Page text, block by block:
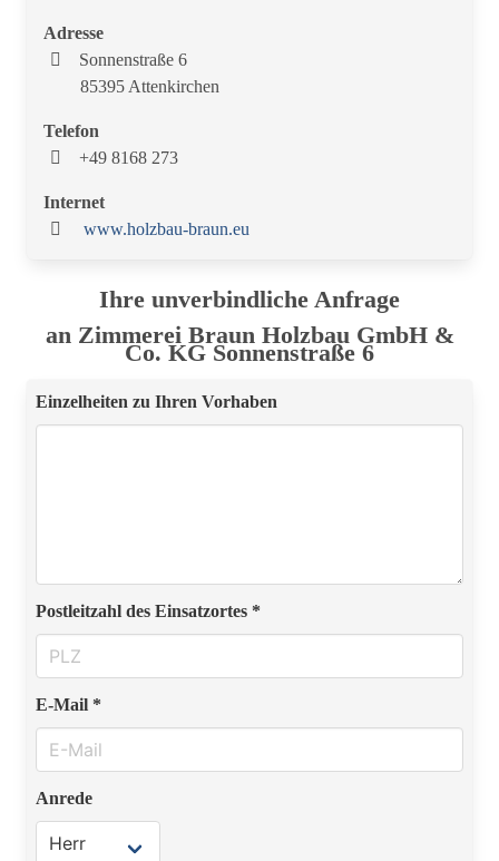
Adresse
Sonnenstraße 6
85395 Attenkirchen
Telefon
+49 8168 273
Internet
www.holzbau-braun.eu
Ihre unverbindliche Anfrage
an Zimmerei Braun Holzbau GmbH &
Co. KG Sonnenstraße 6
Einzelheiten zu Ihren Vorhaben
Postleitzahl des Einsatzortes *
E-Mail *
Anrede